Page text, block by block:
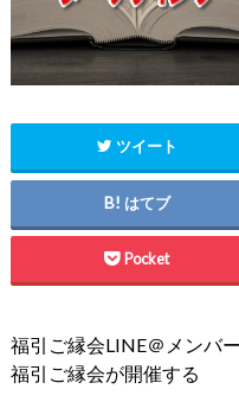
ツイート
はてブ
Pocket
福引ご縁会LINE＠メンバ
福引ご縁会が開催する